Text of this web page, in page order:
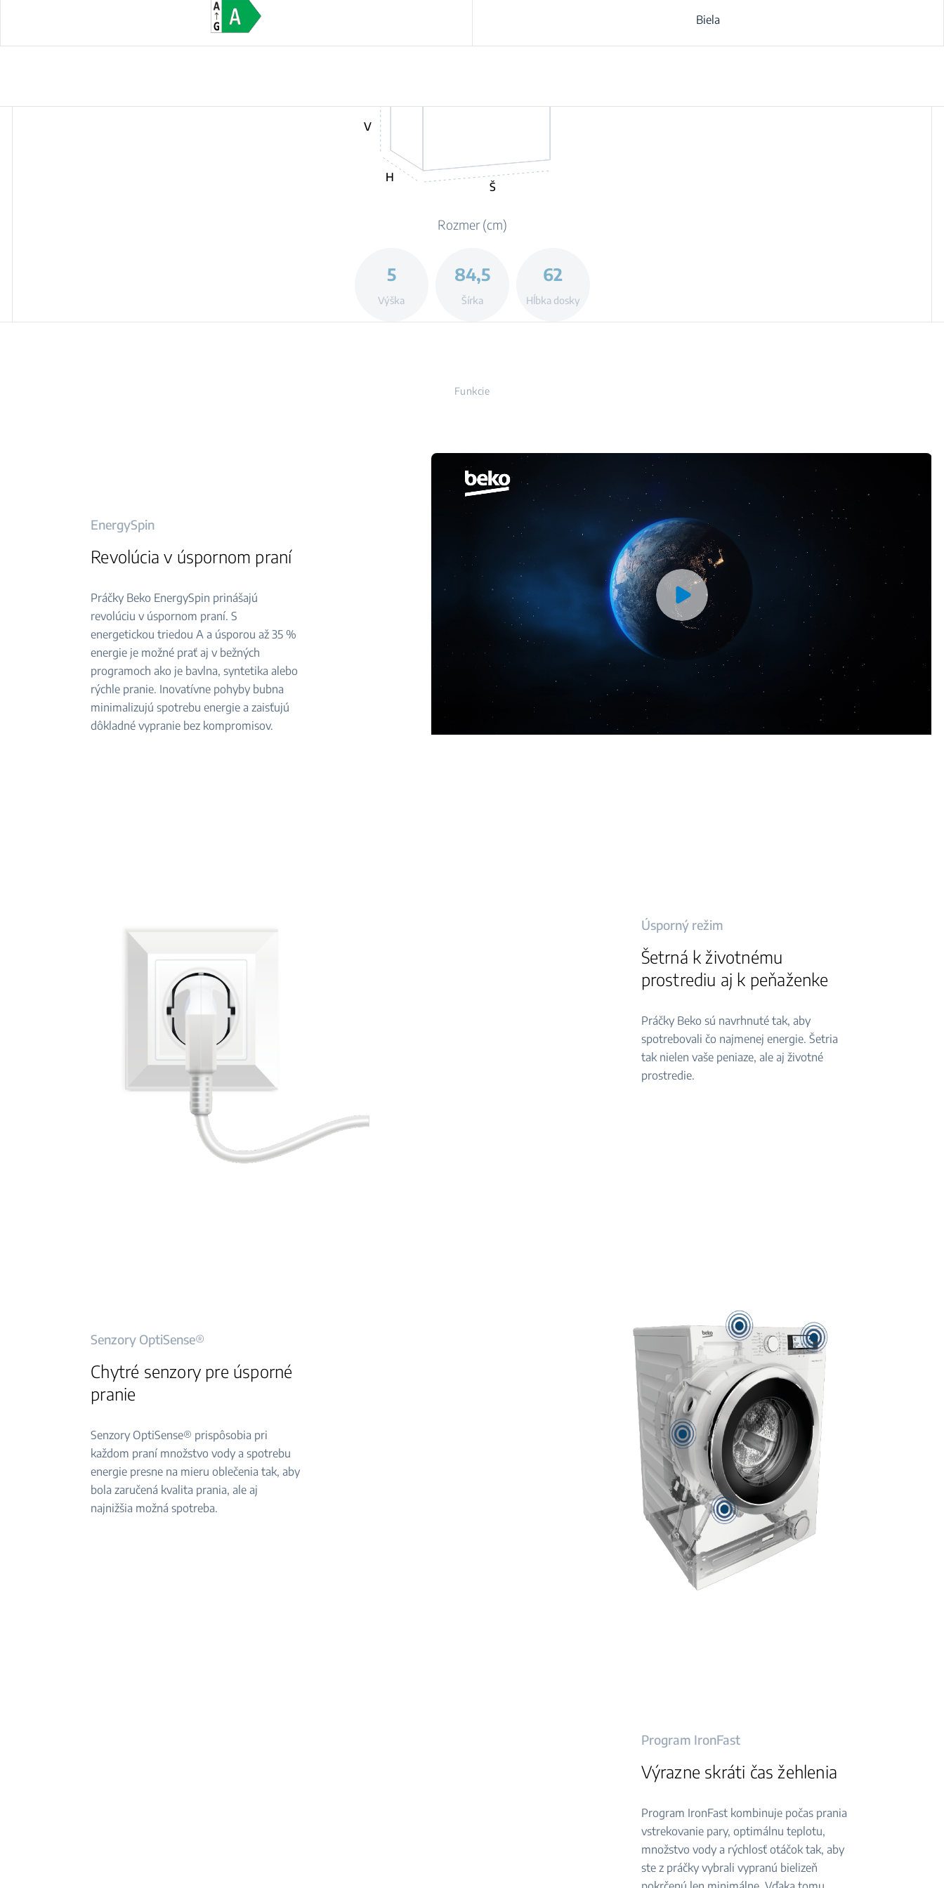
Biela
V
H
Š
Rozmer (cm)
5
Výška
84,5
Šírka
62
Hĺbka dosky
Funkcie
EnergySpin
Revolúcia v úspornom praní
Práčky Beko EnergySpin prinášajú
revolúciu v úspornom praní. S
energetickou triedou A a úsporou až 35 %
energie je možné prať aj v bežných
programoch ako je bavlna, syntetika alebo
rýchle pranie. Inovatívne pohyby bubna
minimalizujú spotrebu energie a zaisťujú
dôkladné vypranie bez kompromisov.
Úsporný režim
Šetrná k životnému
prostrediu aj k peňaženke
Práčky Beko sú navrhnuté tak, aby
spotrebovali čo najmenej energie. Šetria
tak nielen vaše peniaze, ale aj životné
prostredie.
Senzory OptiSense®
Chytré senzory pre úsporné
pranie
Senzory OptiSense® prispôsobia pri
každom praní množstvo vody a spotrebu
energie presne na mieru oblečenia tak, aby
bola zaručená kvalita prania, ale aj
najnižšia možná spotreba.
Program IronFast
Výrazne skráti čas žehlenia
Program IronFast kombinuje počas prania
vstrekovanie pary, optimálnu teplotu,
množstvo vody a rýchlosť otáčok tak, aby
ste z práčky vybrali vypranú bielizeň